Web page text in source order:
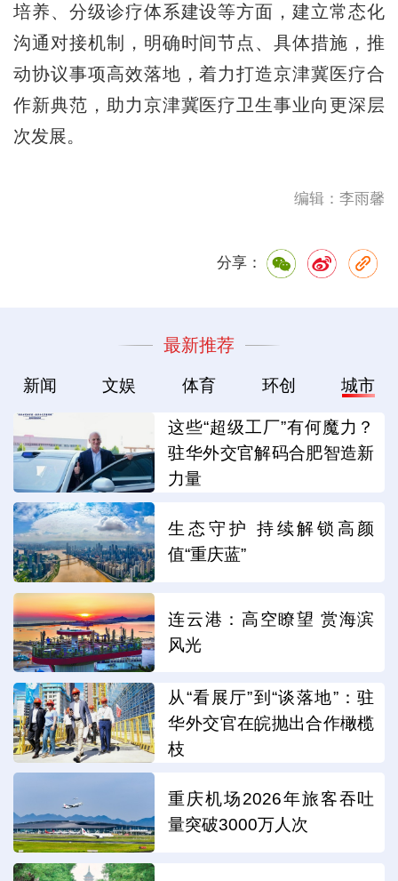
培养、分级诊疗体系建设等方面，建立常态化
沟通对接机制，明确时间节点、具体措施，推
动协议事项高效落地，着力打造京津冀医疗合
作新典范，助力京津冀医疗卫生事业向更深层
次发展。
编辑：李雨馨
分享：
最新推荐
新闻 文娱 体育 环创 城市
这些“超级工厂”有何魔力？
驻华外交官解码合肥智造新
力量
生态守护 持续解锁高颜
值“重庆蓝”
连云港：高空瞭望 赏海滨
风光
从“看展厅”到“谈落地”：驻
华外交官在皖抛出合作橄榄
枝
重庆机场2026年旅客吞吐
量突破3000万人次